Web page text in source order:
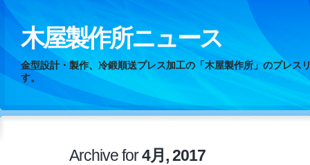
木屋製作所ニュース
金型設計・製作、冷鍛順送プレス加工の「木屋製作所」のプレス
す。
Archive for4月, 2017